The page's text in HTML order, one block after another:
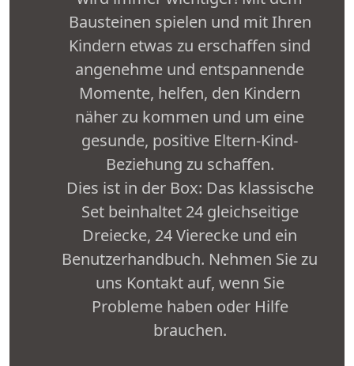
Bausteinen spielen und mit Ihren
Kindern etwas zu erschaffen sind
angenehme und entspannende
Momente, helfen, den Kindern
näher zu kommen und um eine
gesunde, positive Eltern-Kind-
Beziehung zu schaffen.
Dies ist in der Box: Das klassische
Set beinhaltet 24 gleichseitige
Dreiecke, 24 Vierecke und ein
Benutzerhandbuch. Nehmen Sie zu
uns Kontakt auf, wenn Sie
Probleme haben oder Hilfe
brauchen.